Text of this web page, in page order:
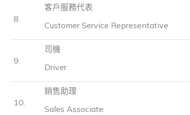
8.
客戶服務代表
Customer Service Representative
9.
司機
Driver
10.
銷售助理
Sales Associate